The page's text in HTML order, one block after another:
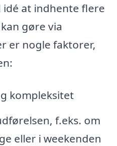
at indhente flere
gøre via
er nogle faktorer,
kompleksitet
f.eks. om
eller i weekenden